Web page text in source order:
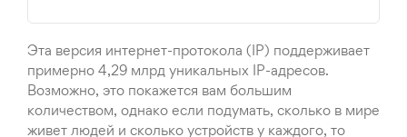
Эта версия интернет-протокола (IP) поддерживает
примерно 4,29 млрд уникальных IP-адресов.
Возможно, это покажется вам большим
количеством, однако если подумать, сколько в мире
живет людей и сколько устройств у каждого, то